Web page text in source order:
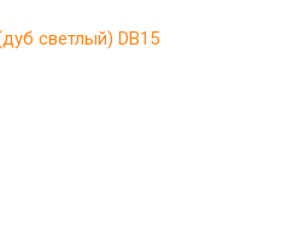
светлый) DB15